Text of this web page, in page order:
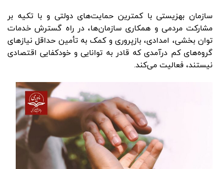
سازمان بهزیستی با کمترین حمایت‌های دولتی و با تکیه بر
مشارکت مردمی و همکاری سازمان‌ها، در راه گسترش خدمات
توان بخشی، امدادی، بازپروری و کمک به تأمین حداقل نیازهای
گروه‌های کم درآمدی که قادر به توانایی و خودکفایی اقتصادی
نیستند، فعالیت می‌کند.